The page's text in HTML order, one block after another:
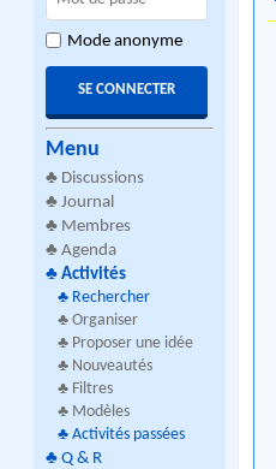
Mode anonyme
Menu
♣ Discussions
♣ Journal
♣ Membres
♣ Agenda
♣ Activités
♣ Rechercher
♣ Organiser
♣ Proposer une idée
♣ Nouveautés
♣ Filtres
♣ Modèles
♣ Activités passées
♣ Q & R